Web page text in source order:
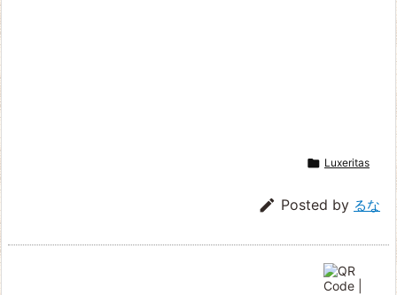
 Luxeritas
 Posted by るな